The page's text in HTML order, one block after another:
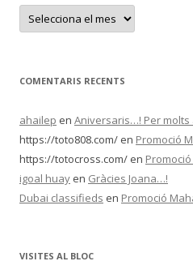
A
x
’
a
i
u
s
COMENTARIS RECENTS
ahailep en Aniversaris…! Per
https://toto808.com/ en Promoció
https://totocross.com/ en
igoal huay en Gràcies Joana…!
Dubai classifieds en Promoció
VISITES AL BLOC